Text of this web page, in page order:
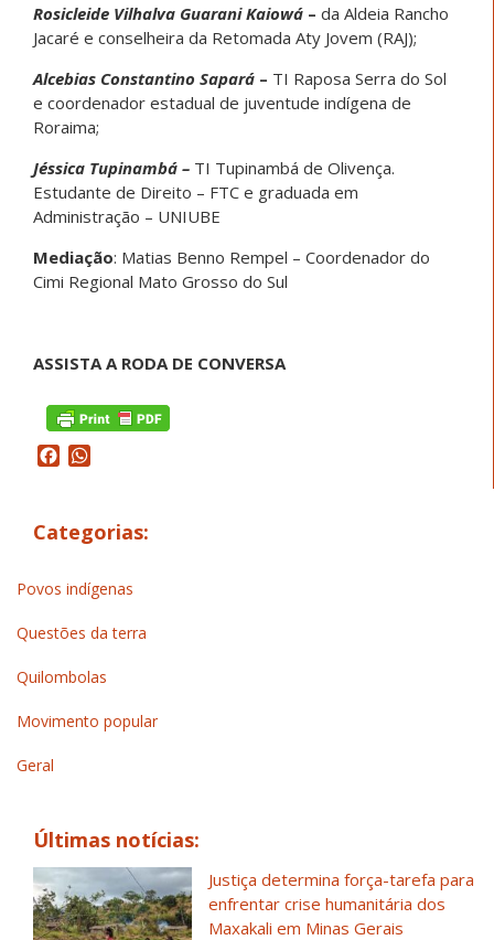
Rosicleide Vilhalva Guarani Kaiowá – da Aldeia Rancho
Jacaré e conselheira da Retomada Aty Jovem (RAJ);
Alcebias Constantino Sapará – TI Raposa Serra do Sol
e coordenador estadual de juventude indígena de
Roraima;
Jéssica Tupinambá – TI Tupinambá de Olivença.
Estudante de Direito – FTC e graduada em
Administração – UNIUBE
Mediação: Matias Benno Rempel – Coordenador do
Cimi Regional Mato Grosso do Sul
ASSISTA A RODA DE CONVERSA
Facebook
Categorias:
Povos indígenas
Questões da terra
Quilombolas
Movimento popular
Geral
Últimas notícias:
Justiça determina força-tarefa para
enfrentar crise humanitária dos
Maxakali em Minas Gerais